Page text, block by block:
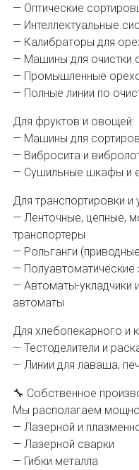
— Оптические
— Интеллектуальные
— Калибраторы для
— Машины для очистки
— Промышленные
— Полные линии по
Для фруктов и овощей:
— Машины для
— Вибросита и
— Сушильные шкафы и
Для транспортировки и
— Ленточные, цепные,
транспортеры
— Рольганги
—
— Автоматы-укладчики
автоматы
Для хлебопекарного и
— Тестоделители и
— Линии для лаваша,
🔧 Собственное
Мы располагаем
— Лазерной и
— Лазерной сварки
— Гибки металла